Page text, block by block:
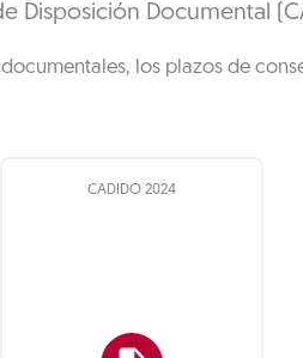
Disposición Documental
los plazos de
CADIDO 2024